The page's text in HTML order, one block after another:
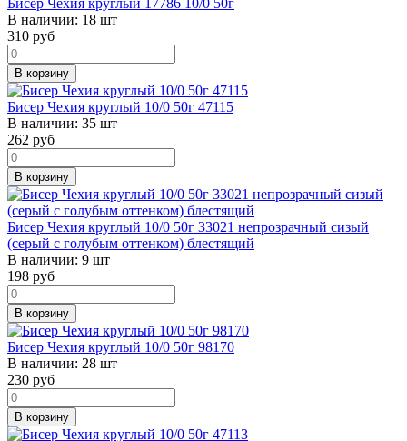
В наличии: 18 шт
310 руб
В корзину
Бисер Чехия круглый 10/0 50г 47115
В наличии: 35 шт
262 руб
В корзину
Бисер Чехия круглый 10/0 50г 33021 непрозрачный сизый
(серый с голубым оттенком) блестящий
В наличии: 9 шт
198 руб
В корзину
Бисер Чехия круглый 10/0 50г 98170
В наличии: 28 шт
230 руб
В корзину